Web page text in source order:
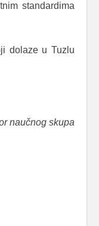
standardima
dolaze u Tuzlu
naučnog skupa